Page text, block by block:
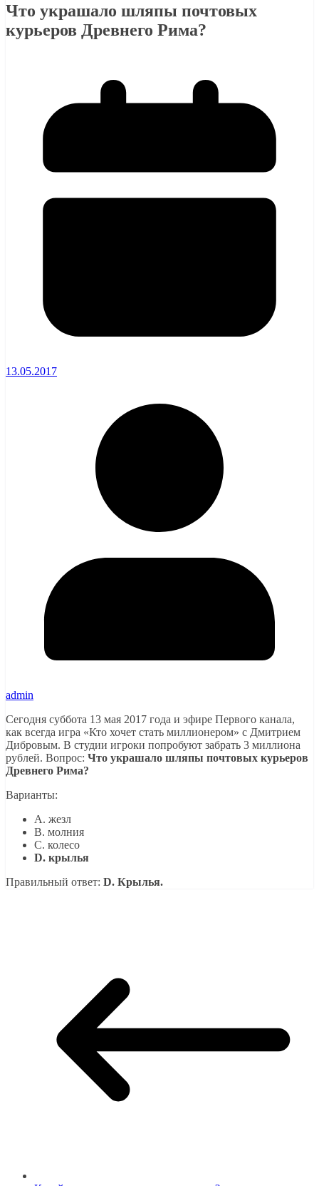
Что украшало шляпы почтовых
курьеров Древнего Рима?
13.05.2017
admin
Сегодня суббота 13 мая 2017 года и эфире Первого канала,
как всегда игра «Кто хочет стать миллионером» с Дмитрием
Дибровым. В студии игроки попробуют забрать 3 миллиона
рублей. Вопрос: Что украшало шляпы почтовых курьеров
Древнего Рима?
Варианты:
A. жезл
B. молния
C. колесо
D. крылья
Правильный ответ: D. Крылья.